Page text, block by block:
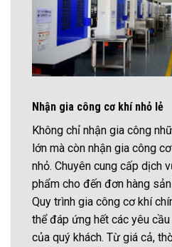
Nhận gia công cơ khí nhỏ lẻ
Không chỉ nhận gia công
lớn mà còn nhận gia công
nhỏ. Chuyên cung cấp dịch
phẩm cho đến đơn hàng
Quy trình gia công cơ khí
thể đáp ứng hết các yêu
của quý khách. Từ giá cả,